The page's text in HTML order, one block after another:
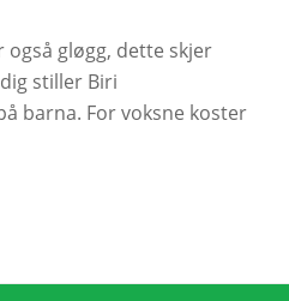
gløgg, dette skjer
stiller Biri
barna. For voksne koster